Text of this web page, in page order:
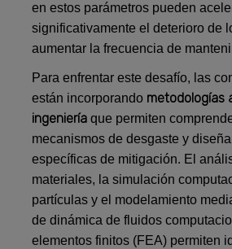
en estos parámetros pueden
significativamente el deterioro de
aumentar la frecuencia de
Para enfrentar este desafío, las
están incorporando metodologías
ingeniería que permiten
mecanismos de desgaste y
específicas de mitigación. El
materiales, la simulación
partículas y el modelamiento
de dinámica de fluidos
elementos finitos (FEA) permiten